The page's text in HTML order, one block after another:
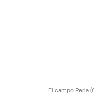
El campo Perla